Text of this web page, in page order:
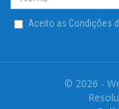
Aceito as Condições
© 2026 -